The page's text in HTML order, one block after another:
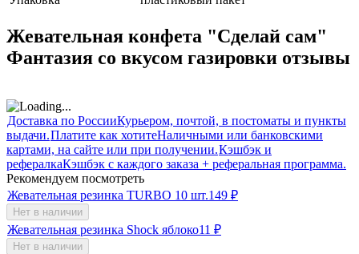
Жевательная конфета "Сделай сам"
Фантазия со вкусом газировки отзывы
Доставка по РоссииКурьером, почтой, в постоматы и пункты
выдачи.Платите как хотитеНаличными или банковскими
картами, на сайте или при получении.Кэшбэк и
рефералкаКэшбэк с каждого заказа + реферальная программа.
Рекомендуем посмотреть
Жевательная резинка TURBO 10 шт.149 ₽
Нет в наличии
Жевательная резинка Shock яблоко11 ₽
Нет в наличии